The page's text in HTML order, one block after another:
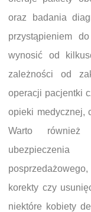
oraz badania
przystąpieniem
wynosić od
zależności od
operacji pacjentki
opieki medycznej,
Warto również
korekty czy
niektóre kobiety